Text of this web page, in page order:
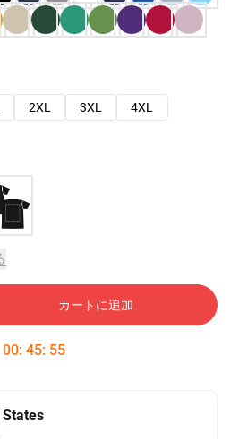
2XL 3XL
4XL
カートに追加
00: 45: 54
States